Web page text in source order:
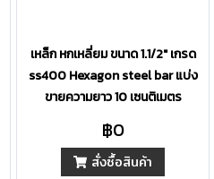
เหล็ก หกเหลี่ยม ขนาด 1.1/2" เกรด
ss400 Hexagon steel bar แบ่ง
ขายความยาว 10 เซนติเมตร
฿0
สั่งซื้อสินค้า